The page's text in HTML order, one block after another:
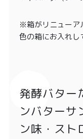
※箱がリニューア
色の箱にお入れし
発酵バター
ンバターサ
ン味・スト